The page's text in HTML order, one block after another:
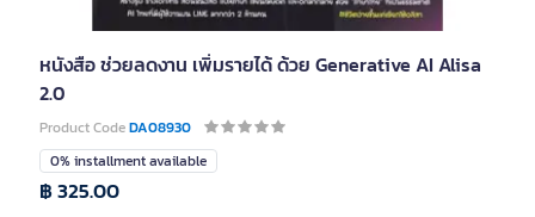
หนังสือ ช่วยลดงาน เพิ่มรายได้ ด้วย Generative AI Alisa
2.0
Product CodeDA08930
0% installment available
฿ 325.00